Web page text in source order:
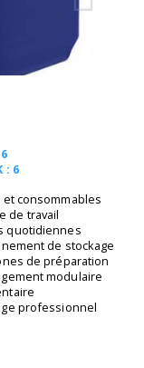
: 6
consommables
de travail
quotidiennes
de stockage
de préparation
modulaire
professionnel